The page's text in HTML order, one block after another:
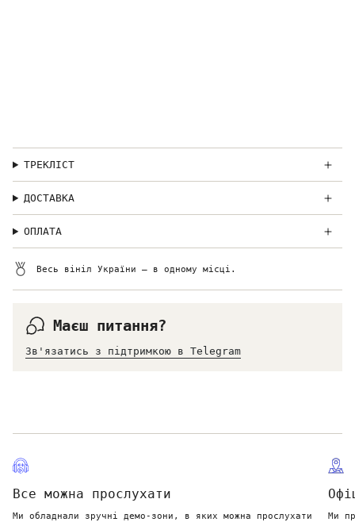
ТРЕКЛІСТ
ДОСТАВКА
ОПЛАТА
Весь вініл України — в одному місці.
Маєш питання?
Зв'язатись з підтримкою в Telegram
Все можна прослухати
Ми обладнали зручні демо-зони, в яких можна прослухати
Ми